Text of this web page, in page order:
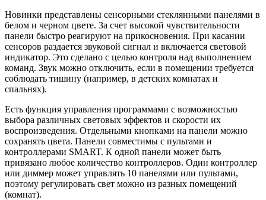
Новинки представлены сенсорными стеклянными панелями в
белом и черном цвете. За счет высокой чувствительности
панели быстро реагируют на прикосновения. При касании
сенсоров раздается звуковой сигнал и включается световой
индикатор. Это сделано с целью контроля над выполнением
команд. Звук можно отключить, если в помещении требуется
соблюдать тишину (например, в детских комнатах и
спальнях).
Есть функция управления программами с возможностью
выбора различных световых эффектов и скорости их
воспроизведения. Отдельными кнопками на панели можно
сохранять цвета. Панели совместимы с пультами и
контроллерами SMART. К одной панели может быть
привязано любое количество контроллеров. Один контроллер
или диммер может управлять 10 панелями или пультами,
поэтому регулировать свет можно из разных помещений
(комнат).